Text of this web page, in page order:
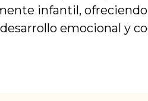
infantil,
emocional y